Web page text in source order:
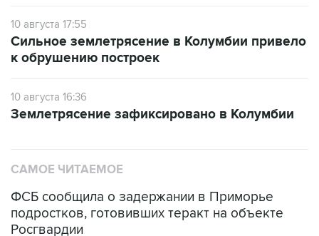
10 августа 17:55
Сильное землетрясение в Колумбии привело
к обрушению построек
10 августа 16:36
Землетрясение зафиксировано в Колумбии
САМОЕ ЧИТАЕМОЕ
ФСБ сообщила о задержании в Приморье
подростков, готовивших теракт на объекте
Росгвардии